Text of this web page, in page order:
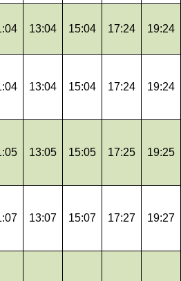
13:04 15:04 17:24 19:24
13:04 15:04 17:24 19:24
13:05 15:05 17:25 19:25
13:07 15:07 17:27 19:27